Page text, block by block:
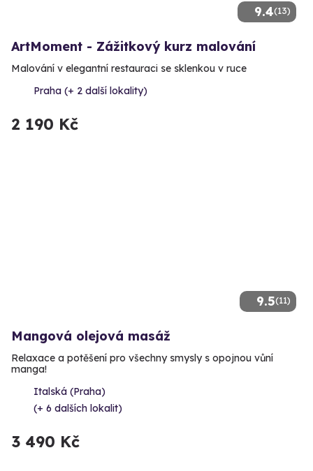
9.4(13)
ArtMoment - Zážitkový kurz malování
Malování v elegantní restauraci se sklenkou v ruce
Praha (+ 2 další lokality)
2 190 Kč
9.5(11)
Mangová olejová masáž
Relaxace a potěšení pro všechny smysly s opojnou vůní
manga!
Italská (Praha)
(+ 6 dalších lokalit)
3 490 Kč